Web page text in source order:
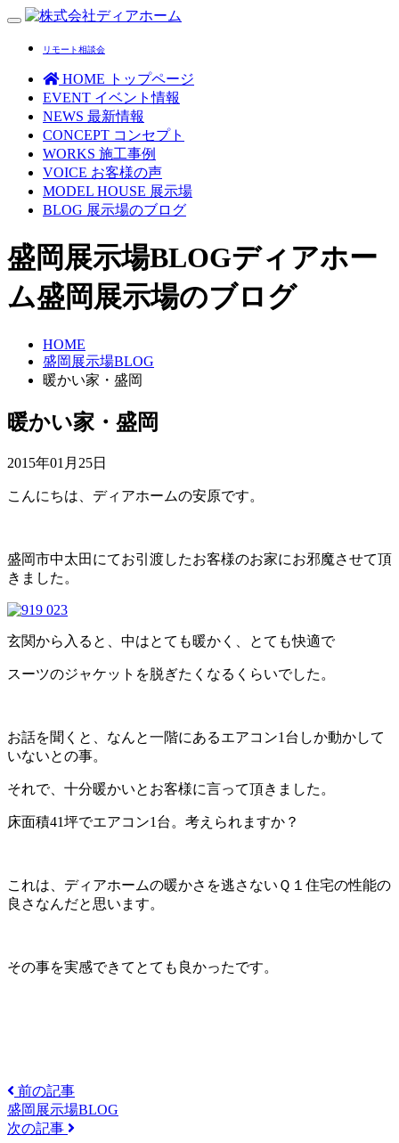
Toggle
リモート相談会
HOME
トップページ
EVENT イベント情報
NEWS 最新情報
CONCEPT コンセプト
WORKS 施工事例
VOICE お客様の声
MODEL HOUSE 展示場
BLOG 展示場のブログ
盛岡展示場BLOGディアホー
ム盛岡展示場のブログ
HOME
盛岡展示場BLOG
暖かい家・盛岡
暖かい家・盛岡
2015年01月25日
こんにちは、ディアホームの安原です。
盛岡市中太田にてお引渡したお客様のお家にお邪魔させて頂
きました。
玄関から入ると、中はとても暖かく、とても快適で
スーツのジャケットを脱ぎたくなるくらいでした。
お話を聞くと、なんと一階にあるエアコン1台しか動かして
いないとの事。
それで、十分暖かいとお客様に言って頂きました。
床面積41坪でエアコン1台。考えられますか？
これは、ディアホームの暖かさを逃さないＱ１住宅の性能の
良さなんだと思います。
その事を実感できてとても良かったです。
前の記事
盛岡展示場BLOG
次の記事